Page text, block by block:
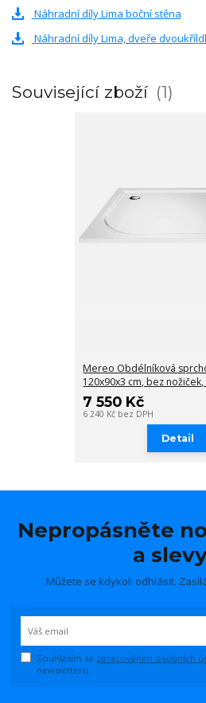
Náhradní díly Lima boční stěna
Náhradní díly Lima, dveře
Související zboží 1
Mereo Obdélníková
120x90x3 cm, bez
7 550 Kč
6 240 Kč bez DPH
Detail
Nepropásněte
a
Můžete se kdykoli odhlásit.
Souhlasím se zpracováním osobních
newsletteru.